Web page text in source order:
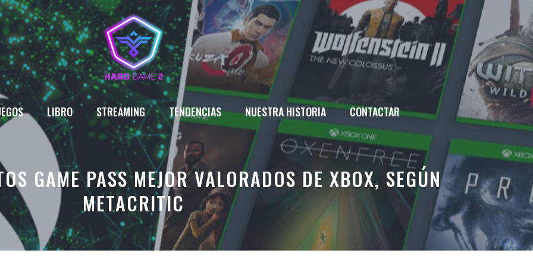
LIBRO STREAMING TENDENCIAS NUESTRA HISTORIA CONTACTAR
GAME PASS MEJOR VALORADOS DE XBOX, SEGÚN
METACRITIC